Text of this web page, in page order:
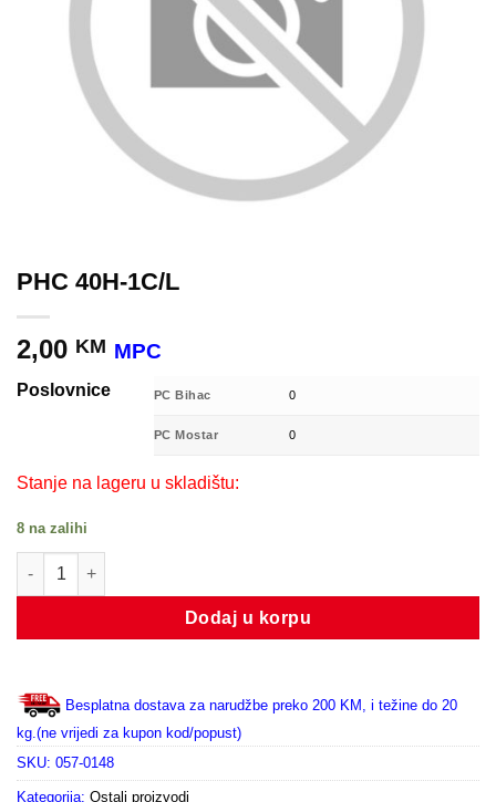
PHC 40H-1C/L
2,00 KM MPC
Poslovnice PC Bihac 0
PC Mostar 0
Stanje na lageru u skladištu:
8 na zalihi
PHC 40H-1C/L količina
Dodaj u korpu
Besplatna dostava za narudžbe preko 200 KM, i težine do 20
kg.(ne vrijedi za kupon kod/popust)
SKU: 057-0148
Kategorija: Ostali proizvodi